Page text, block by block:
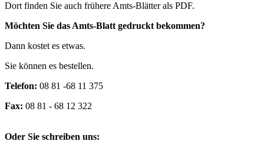
Dort finden Sie auch frühere Amts-Blätter als PDF.
Möchten Sie das Amts-Blatt gedruckt bekommen?
Dann kostet es etwas.
Sie können es bestellen.
Telefon: 08 81 -68 11 375
Fax: 08 81 - 68 12 322
Oder Sie schreiben uns: